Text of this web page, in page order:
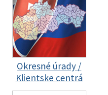
Okresné úrady /
Klientske centrá